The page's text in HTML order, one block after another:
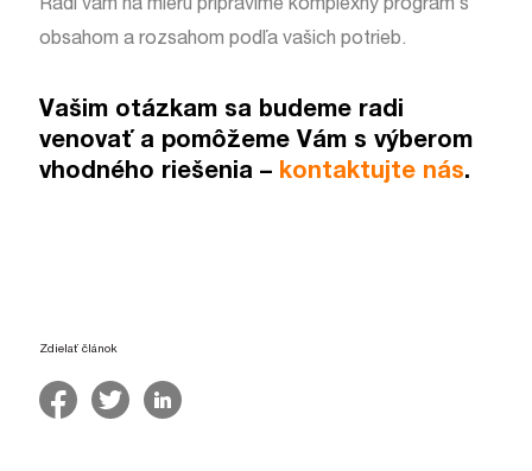
Radi vám na mieru pripravíme komplexný program s
obsahom a rozsahom podľa vašich potrieb.
Vašim otázkam sa budeme radi
venovať a pomôžeme Vám s výberom
vhodného riešenia – kontaktujte nás.
Zdielať článok